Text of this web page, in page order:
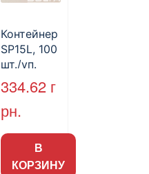
Контейнер
SP15L, 100
шт./уп.
334.62 г
рн.
В
КОРЗИНУ